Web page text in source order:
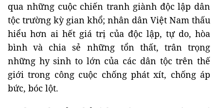
qua những cuộc chiến tranh giành độc lập dân
tộc trường kỳ gian khổ; nhân dân Việt Nam thấu
hiểu hơn ai hết giá trị của độc lập, tự do, hòa
bình và chia sẻ những tổn thất, trân trọng
những hy sinh to lớn của các dân tộc trên thế
giới trong công cuộc chống phát xít, chống áp
bức, bóc lột.